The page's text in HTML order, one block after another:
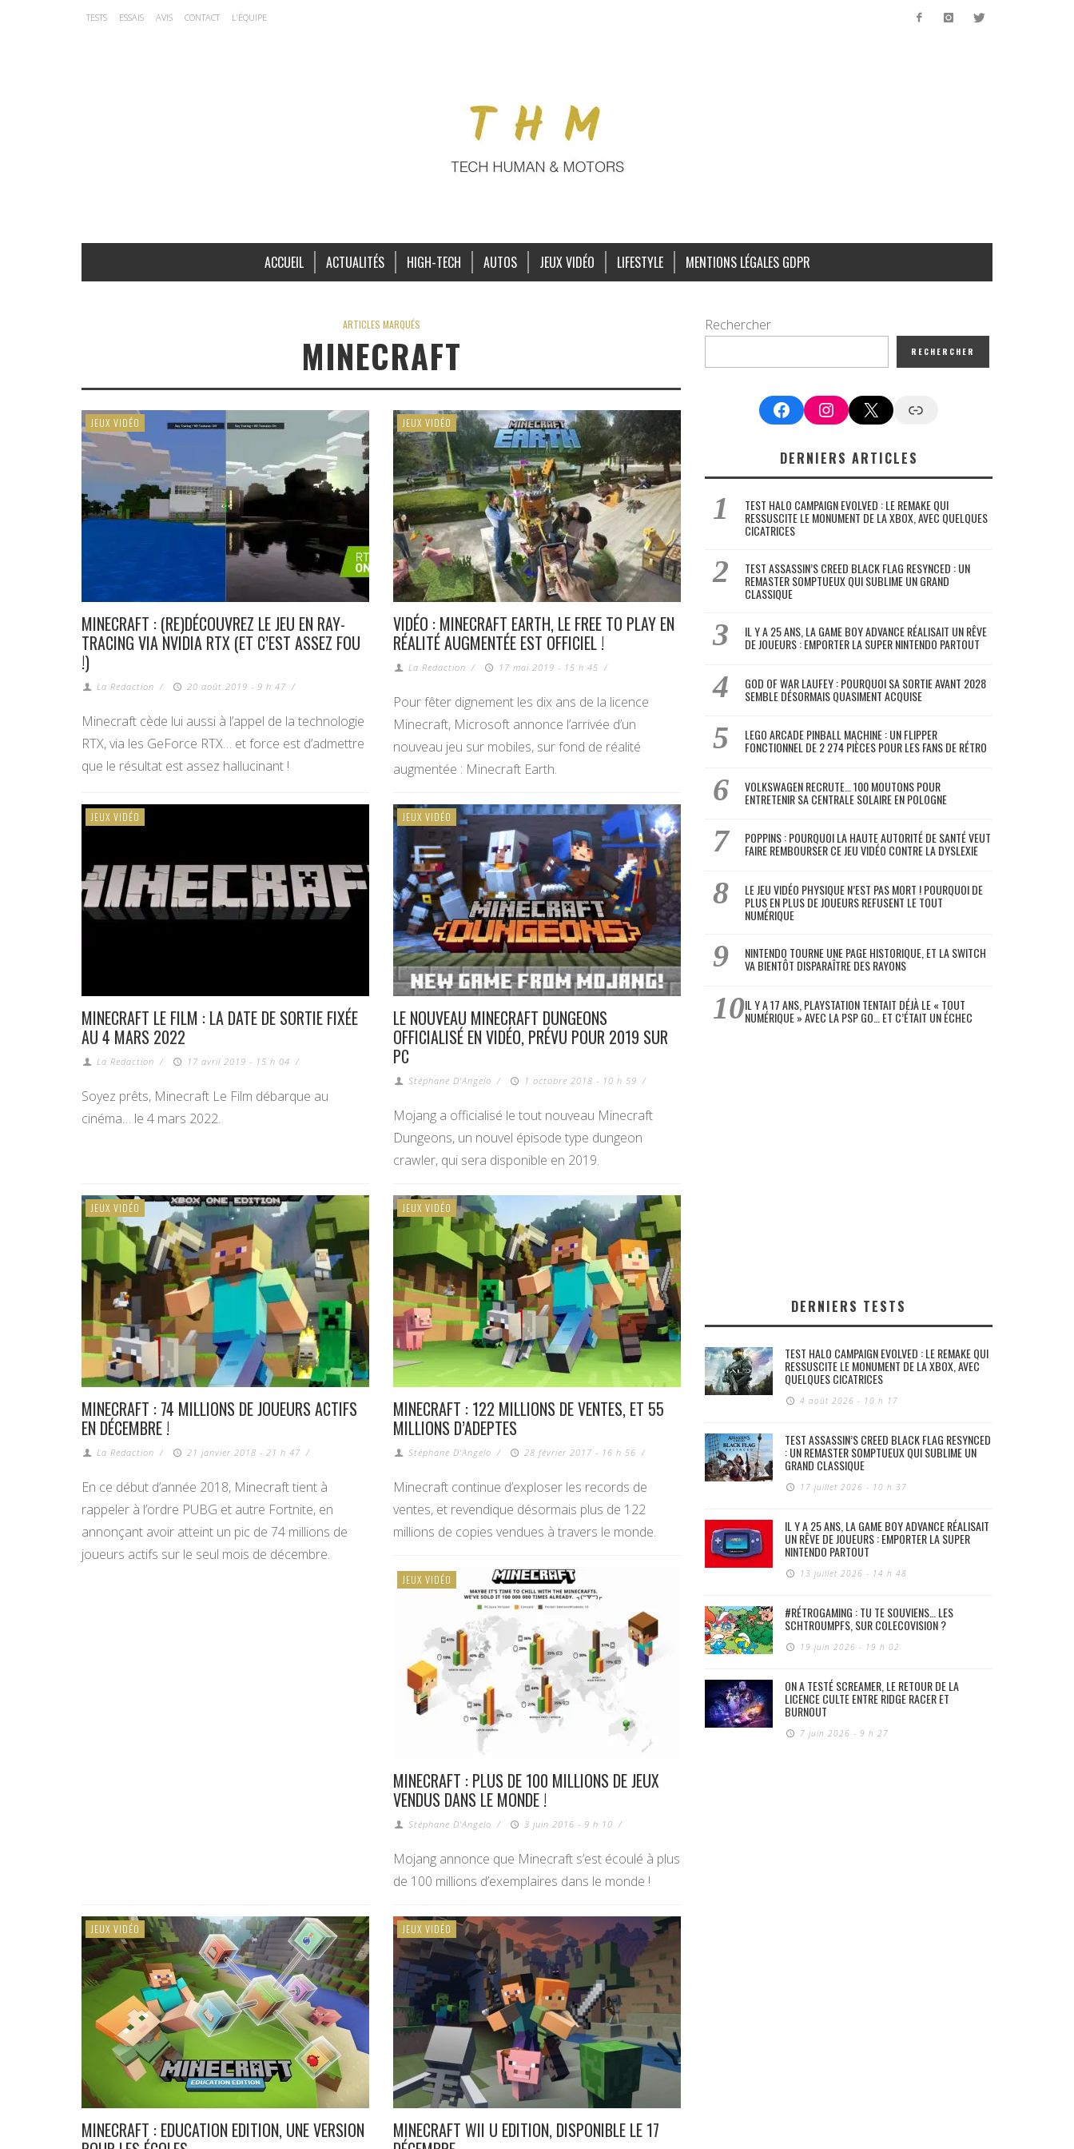
TESTS ESSAIS AVIS CONTACT L’ÉQUIPE
ACCUEIL ACTUALITÉS HIGH-TECH AUTOS JEUX VIDÉO LIFESTYLE MENTIONS LÉGALES GDPR
ARTICLES MARQUÉS
MINECRAFT
JEUX VIDÉO
MINECRAFT : (RE)DÉCOUVREZ LE JEU EN RAY-
TRACING VIA NVIDIA RTX (ET C’EST ASSEZ FOU
!)
La Redaction / 20 août 2019 - 9 h 47 /
Minecraft cède lui aussi à l’appel de la technologie
RTX, via les GeForce RTX… et force est d’admettre
que le résultat est assez hallucinant !
JEUX VIDÉO
VIDÉO : MINECRAFT EARTH, LE FREE TO PLAY EN
RÉALITÉ AUGMENTÉE EST OFFICIEL !
La Redaction / 17 mai 2019 - 15 h 45 /
Pour fêter dignement les dix ans de la licence
Minecraft, Microsoft annonce l’arrivée d’un
nouveau jeu sur mobiles, sur fond de réalité
augmentée : Minecraft Earth.
JEUX VIDÉO
MINECRAFT LE FILM : LA DATE DE SORTIE FIXÉE
AU 4 MARS 2022
La Redaction / 17 avril 2019 - 15 h 04 /
Soyez prêts, Minecraft Le Film débarque au
cinéma… le 4 mars 2022.
JEUX VIDÉO
LE NOUVEAU MINECRAFT DUNGEONS
OFFICIALISÉ EN VIDÉO, PRÉVU POUR 2019 SUR
PC
Stéphane D'Angelo / 1 octobre 2018 - 10 h 59 /
Mojang a officialisé le tout nouveau Minecraft
Dungeons, un nouvel épisode type dungeon
crawler, qui sera disponible en 2019.
JEUX VIDÉO
MINECRAFT : 74 MILLIONS DE JOUEURS ACTIFS
EN DÉCEMBRE !
La Redaction / 21 janvier 2018 - 21 h 47 /
En ce début d’année 2018, Minecraft tient à
rappeler à l’ordre PUBG et autre Fortnite, en
annonçant avoir atteint un pic de 74 millions de
joueurs actifs sur le seul mois de décembre.
JEUX VIDÉO
MINECRAFT : 122 MILLIONS DE VENTES, ET 55
MILLIONS D’ADEPTES
Stéphane D'Angelo / 28 février 2017 - 16 h 56 /
Minecraft continue d’exploser les records de
ventes, et revendique désormais plus de 122
millions de copies vendues à travers le monde.
JEUX VIDÉO
MINECRAFT : PLUS DE 100 MILLIONS DE JEUX
VENDUS DANS LE MONDE !
Stéphane D'Angelo / 3 juin 2016 - 9 h 10 /
Mojang annonce que Minecraft s’est écoulé à plus
de 100 millions d’exemplaires dans le monde !
JEUX VIDÉO
MINECRAFT : EDUCATION EDITION, UNE VERSION
JEUX VIDÉO
MINECRAFT WII U EDITION, DISPONIBLE LE 17
Rechercher
RECHERCHER
FacebookInstagram
X Google News
DERNIERS ARTICLES
TEST HALO CAMPAIGN EVOLVED : LE REMAKE QUI
RESSUSCITE LE MONUMENT DE LA XBOX, AVEC QUELQUES
CICATRICES
TEST ASSASSIN’S CREED BLACK FLAG RESYNCED : UN
REMASTER SOMPTUEUX QUI SUBLIME UN GRAND
CLASSIQUE
IL Y A 25 ANS, LA GAME BOY ADVANCE RÉALISAIT UN RÊVE
DE JOUEURS : EMPORTER LA SUPER NINTENDO PARTOUT
GOD OF WAR LAUFEY : POURQUOI SA SORTIE AVANT 2028
SEMBLE DÉSORMAIS QUASIMENT ACQUISE
LEGO ARCADE PINBALL MACHINE : UN FLIPPER
FONCTIONNEL DE 2 274 PIÈCES POUR LES FANS DE RÉTRO
VOLKSWAGEN RECRUTE… 100 MOUTONS POUR
ENTRETENIR SA CENTRALE SOLAIRE EN POLOGNE
POPPINS : POURQUOI LA HAUTE AUTORITÉ DE SANTÉ VEUT
FAIRE REMBOURSER CE JEU VIDÉO CONTRE LA DYSLEXIE
LE JEU VIDÉO PHYSIQUE N’EST PAS MORT ! POURQUOI DE
PLUS EN PLUS DE JOUEURS REFUSENT LE TOUT
NUMÉRIQUE
NINTENDO TOURNE UNE PAGE HISTORIQUE, ET LA SWITCH
VA BIENTÔT DISPARAÎTRE DES RAYONS
IL Y A 17 ANS, PLAYSTATION TENTAIT DÉJÀ LE « TOUT
NUMÉRIQUE » AVEC LA PSP GO… ET C’ÉTAIT UN ÉCHEC
DERNIERS TESTS
TEST HALO CAMPAIGN EVOLVED : LE REMAKE QUI
RESSUSCITE LE MONUMENT DE LA XBOX, AVEC
QUELQUES CICATRICES
4 août 2026 - 10 h 17
TEST ASSASSIN’S CREED BLACK FLAG RESYNCED
: UN REMASTER SOMPTUEUX QUI SUBLIME UN
GRAND CLASSIQUE
17 juillet 2026 - 10 h 37
IL Y A 25 ANS, LA GAME BOY ADVANCE RÉALISAIT
UN RÊVE DE JOUEURS : EMPORTER LA SUPER
NINTENDO PARTOUT
13 juillet 2026 - 14 h 48
#RÉTROGAMING : TU TE SOUVIENS… LES
SCHTROUMPFS, SUR COLECOVISION ?
19 juin 2026 - 19 h 02
ON A TESTÉ SCREAMER, LE RETOUR DE LA
LICENCE CULTE ENTRE RIDGE RACER ET
BURNOUT
7 juin 2026 - 9 h 27